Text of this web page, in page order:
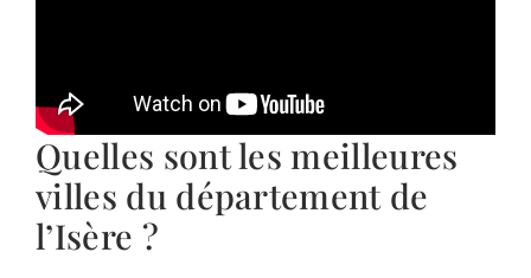
Quelles sont les meilleures
villes du département de
l’Isère ?